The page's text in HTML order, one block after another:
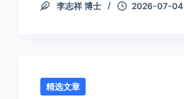
李志祥 博士 2026-07-04
精选文章